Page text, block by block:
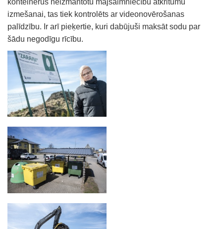
izmešanai, tas tiek kontrolēts ar videonovērošanas
palīdzību. Ir arī pieķertie, kuri dabūjuši maksāt sodu par
šādu negodīgu rīcību.